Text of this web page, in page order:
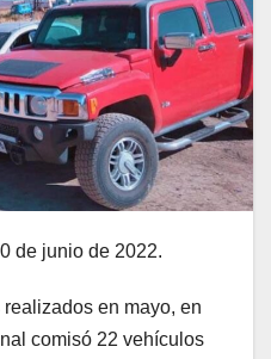
de junio de 2022.
en mayo, en
comisó 22 vehículos